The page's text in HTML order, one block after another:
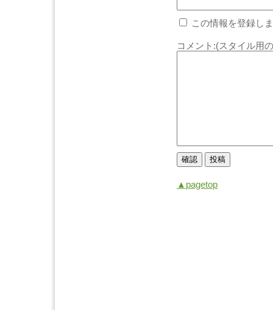
この情報を登録し
コメント:(スタイル用
▲pagetop